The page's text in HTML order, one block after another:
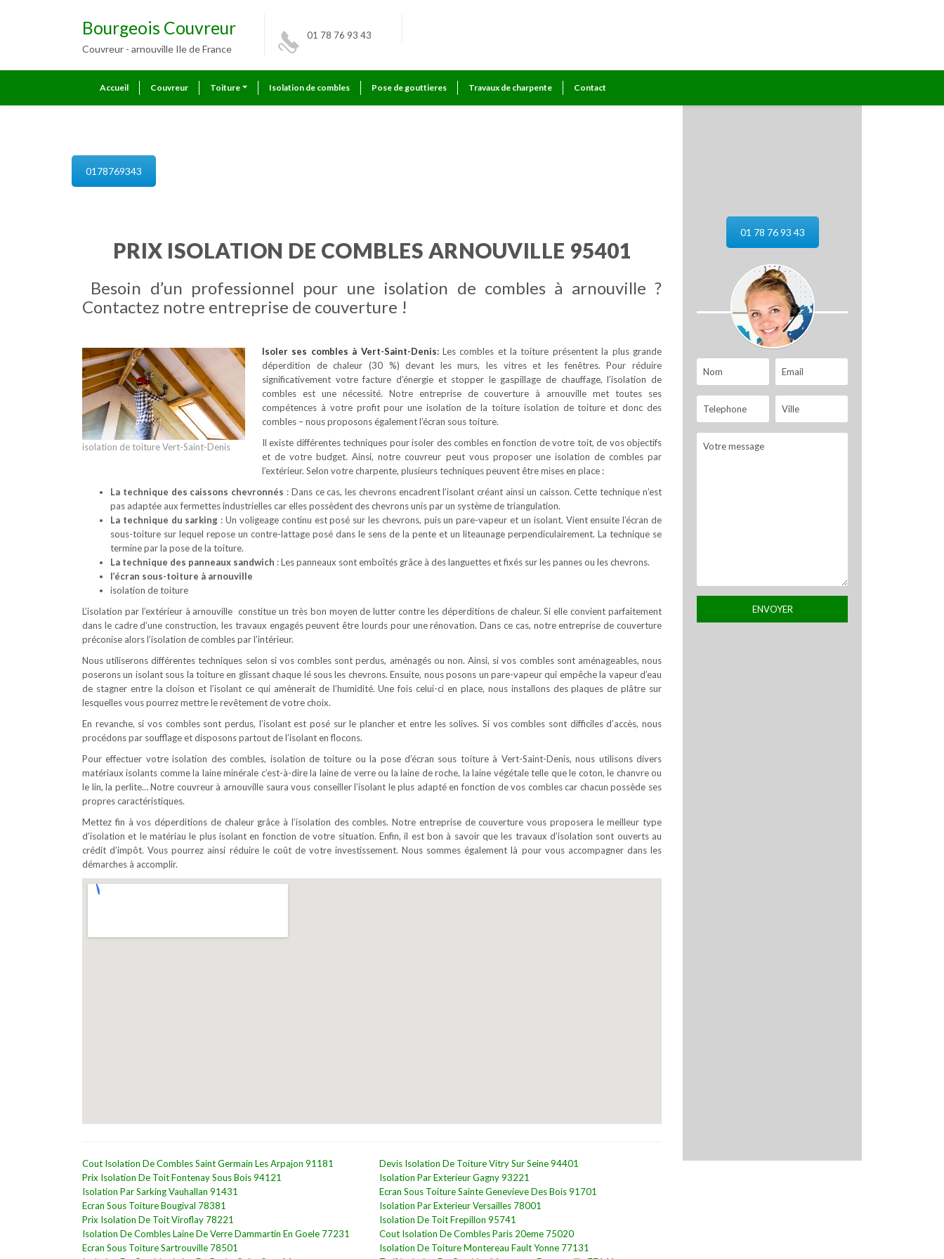
Bourgeois Couvreur
Couvreur - arnouville Ile de France
01 78 76 93 43
Accueil Couvreur Toiture Isolation de combles Pose de gouttieres Travaux de charpente Contact
0178769343
PRIX ISOLATION DE COMBLES ARNOUVILLE 95401
Besoin d’un professionnel pour une isolation de combles à arnouville ?
Contactez notre entreprise de couverture !
isolation de toiture Vert-Saint-Denis
Isoler ses combles à Vert-Saint-Denis:Les combles et la toiture présentent la plus grande
déperdition de chaleur (30 %) devant les murs, les vitres et les fenêtres. Pour réduire
significativement votre facture d’énergie et stopper le gaspillage de chauffage, l’isolation de
combles est une nécessité. Notre entreprise de couverture à arnouville met toutes ses
compétences à votre profit pour une isolation de la toiture isolation de toiture et donc des
combles – nous proposons également l’écran sous toiture.
Il existe différentes techniques pour isoler des combles en fonction de votre toit, de vos objectifs
et de votre budget. Ainsi, notre couvreur peut vous proposer une isolation de combles par
l’extérieur. Selon votre charpente, plusieurs techniques peuvent être mises en place :
La technique des caissons chevronnés : Dans ce cas, les chevrons encadrent l’isolant créant ainsi un caisson. Cette technique n’est
pas adaptée aux fermettes industrielles car elles possèdent des chevrons unis par un système de triangulation.
La technique du sarking : Un voligeage continu est posé sur les chevrons, puis un pare-vapeur et un isolant. Vient ensuite l’écran de
sous-toiture sur lequel repose un contre-lattage posé dans le sens de la pente et un liteaunage perpendiculairement. La technique se
termine par la pose de la toiture.
La technique des panneaux sandwich : Les panneaux sont emboîtés grâce à des languettes et fixés sur les pannes ou les chevrons.
l’écran sous-toiture à arnouville
isolation de toiture
L’isolation par l’extérieur à arnouville constitue un très bon moyen de lutter contre les déperditions de chaleur. Si elle convient parfaitement
dans le cadre d’une construction, les travaux engagés peuvent être lourds pour une rénovation. Dans ce cas, notre entreprise de couverture
préconise alors l’isolation de combles par l’intérieur.
Nous utiliserons différentes techniques selon si vos combles sont perdus, aménagés ou non. Ainsi, si vos combles sont aménageables, nous
poserons un isolant sous la toiture en glissant chaque lé sous les chevrons. Ensuite, nous posons un pare-vapeur qui empêche la vapeur d’eau
de stagner entre la cloison et l’isolant ce qui amènerait de l’humidité. Une fois celui-ci en place, nous installons des plaques de plâtre sur
lesquelles vous pourrez mettre le revêtement de votre choix.
En revanche, si vos combles sont perdus, l’isolant est posé sur le plancher et entre les solives. Si vos combles sont difficiles d’accès, nous
procédons par soufflage et disposons partout de l’isolant en flocons.
Pour effectuer votre isolation des combles, isolation de toiture ou la pose d’écran sous toiture à Vert-Saint-Denis, nous utilisons divers
matériaux isolants comme la laine minérale c’est-à-dire la laine de verre ou la laine de roche, la laine végétale telle que le coton, le chanvre ou
le lin, la perlite… Notre couvreur à arnouville saura vous conseiller l’isolant le plus adapté en fonction de vos combles car chacun possède ses
propres caractéristiques.
Mettez fin à vos déperditions de chaleur grâce à l’isolation des combles. Notre entreprise de couverture vous proposera le meilleur type
d’isolation et le matériau le plus isolant en fonction de votre situation. Enfin, il est bon à savoir que les travaux d’isolation sont ouverts au
crédit d’impôt. Vous pourrez ainsi réduire le coût de votre investissement. Nous sommes également là pour vous accompagner dans les
démarches à accomplir.
Cout Isolation De Combles Saint Germain Les Arpajon 91181
Prix Isolation De Toit Fontenay Sous Bois 94121
Isolation Par Sarking Vauhallan 91431
Ecran Sous Toiture Bougival 78381
Prix Isolation De Toit Viroflay 78221
Isolation De Combles Laine De Verre Dammartin En Goele 77231
Ecran Sous Toiture Sartrouville 78501
Devis Isolation De Toiture Vitry Sur Seine 94401
Isolation Par Exterieur Gagny 93221
Ecran Sous Toiture Sainte Genevieve Des Bois 91701
Isolation Par Exterieur Versailles 78001
Isolation De Toit Frepillon 95741
Cout Isolation De Combles Paris 20eme 75020
Isolation De Toiture Montereau Fault Yonne 77131
01 78 76 93 43